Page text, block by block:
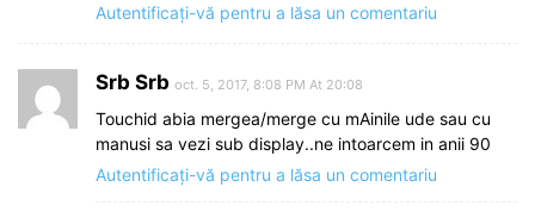
Autentificați-vă pentru a lăsa un comentariu
Srb Srb oct. 5, 2017, 8:08 PM At 20:08
Touchid abia mergea/merge cu mAinile ude sau cu
manusi sa vezi sub display..ne intoarcem in anii 90
Autentificați-vă pentru a lăsa un comentariu